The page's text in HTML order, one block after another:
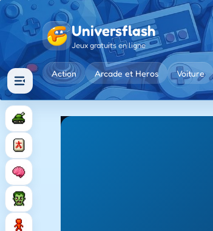
Universflash
Jeux gratuits en ligne
Action Arcade et Heros Voiture